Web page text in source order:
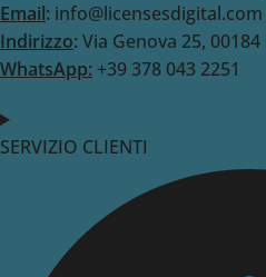
Email: info@licensesdigital.com
Indirizzo:Via Genova 25,
WhatsApp: +39 378 043 2251
SERVIZIO CLIENTI